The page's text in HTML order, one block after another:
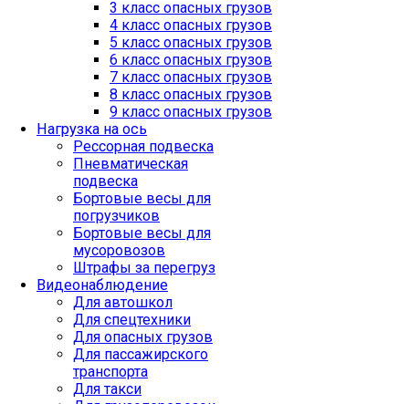
3 класс опасных грузов
4 класс опасных грузов
5 класс опасных грузов
6 класс опасных грузов
7 класс опасных грузов
8 класс опасных грузов
9 класс опасных грузов
Нагрузка на ось
Рессорная подвеска
Пневматическая
подвеска
Бортовые весы для
погрузчиков
Бортовые весы для
мусоровозов
Штрафы за перегруз
Видеонаблюдение
Для автошкол
Для спецтехники
Для опасных грузов
Для пассажирского
транспорта
Для такси